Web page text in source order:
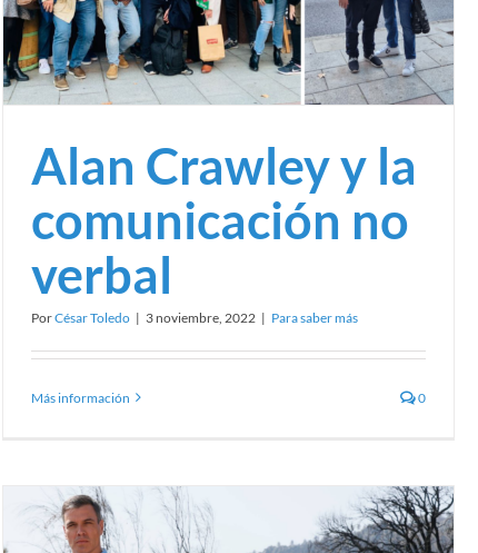
Alan Crawley y la
comunicación no
verbal
PorCésar Toledo | 3 noviembre, 2022 | Para saber más
Más información 0